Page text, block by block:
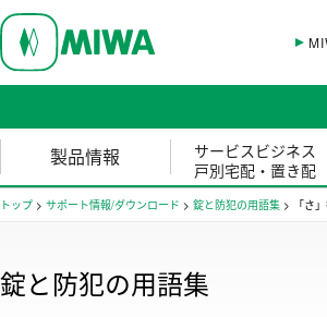
製品情報
サービスビジネス
戸別宅配・置き配
トップ > サポート情報/ダウンロード > 錠と防犯の用語集 > 「さ
錠と防犯の用語集